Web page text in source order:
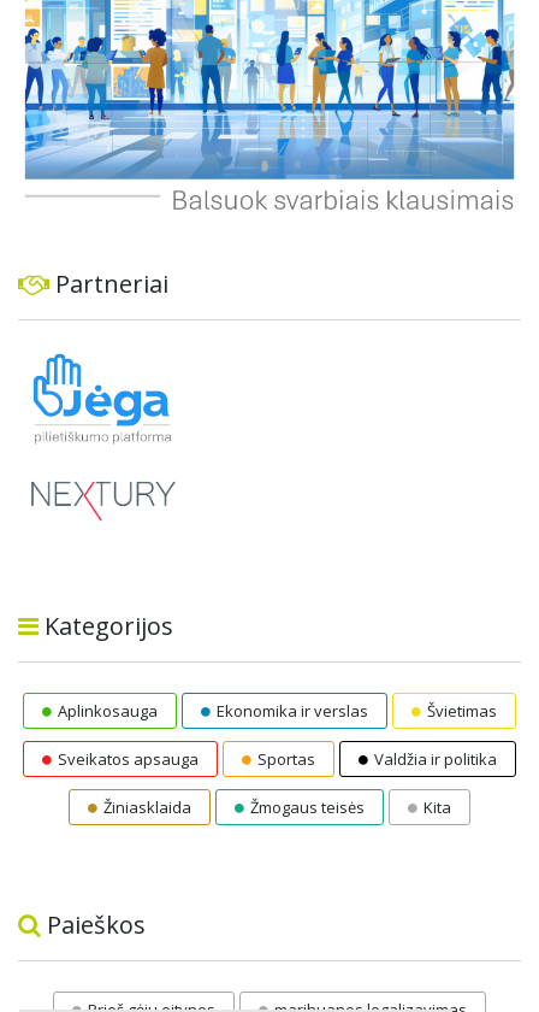
Partneriai
Kategorijos
Aplinkosauga Ekonomika ir verslas Švietimas
Sveikatos apsauga Sportas Valdžia ir politika
Žiniasklaida Žmogaus teisės Kita
Paieškos